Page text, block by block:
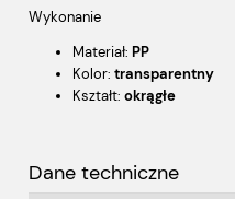
Wykonanie
Materiał: PP
Kolor: transparentny
Kształt: okrągłe
Dane techniczne